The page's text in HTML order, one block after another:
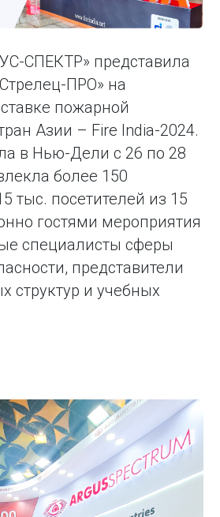
СПЕКТР» представила
ПРО» на
пожарной
Азии – Fire India-2024.
в Нью-Дели с 26 по 28
более 150
тыс. посетителей из 15
гостями мероприятия
специалисты сферы
представители
структур и учебных